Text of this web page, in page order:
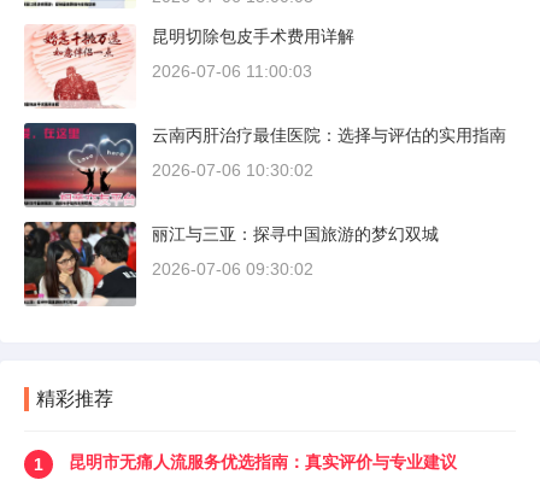
昆明切除包皮手术费用详解
2026-07-06 11:00:03
云南丙肝治疗最佳医院：选择与评估的实用指南
2026-07-06 10:30:02
丽江与三亚：探寻中国旅游的梦幻双城
2026-07-06 09:30:02
精彩推荐
1
昆明市无痛人流服务优选指南：真实评价与专业建议